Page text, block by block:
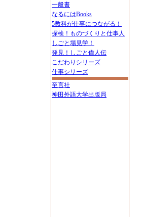
一般書
なるにはBooks
5教科が仕事につながる！
探検！ものづくりと仕事人
しごと場見学！
発見！しごと偉人伝
こだわりシリーズ
仕事シリーズ
至言社
神田外語大学出版局